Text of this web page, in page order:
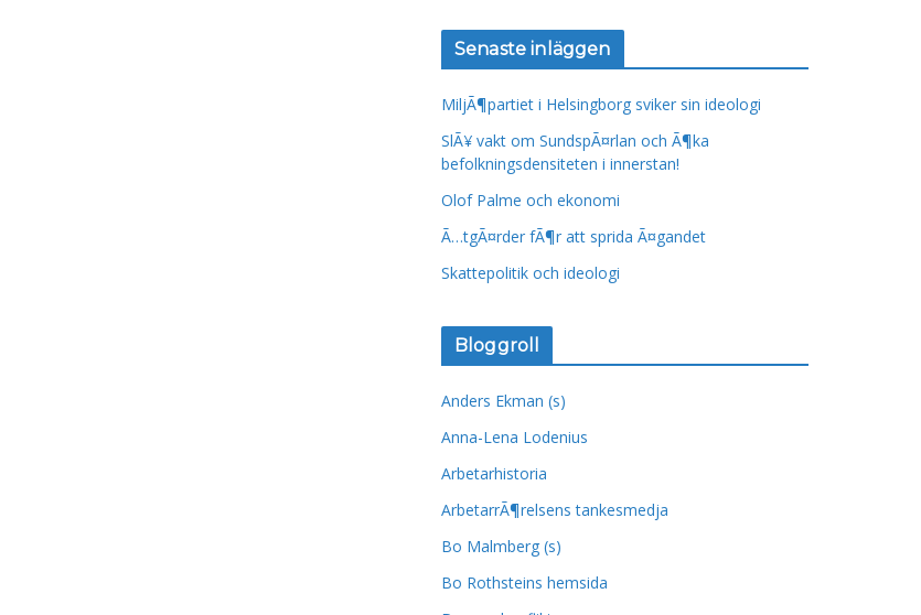
Senaste inläggen
MiljÃ¶partiet i Helsingborg sviker sin ideologi
SlÃ¥ vakt om SundspÃ¤rlan och Ã¶ka
befolkningsdensiteten i innerstan!
Olof Palme och ekonomi
Ã…tgÃ¤rder fÃ¶r att sprida Ã¤gandet
Skattepolitik och ideologi
Bloggroll
Anders Ekman (s)
Anna-Lena Lodenius
Arbetarhistoria
ArbetarrÃ¶relsens tankesmedja
Bo Malmberg (s)
Bo Rothsteins hemsida